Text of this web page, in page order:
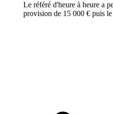
Le référé d'heure à heure a
provision de 15 000 € puis